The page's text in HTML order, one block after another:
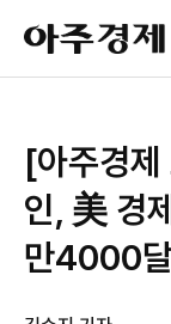
아
주
경
[아주경
인, 美 경
만4000